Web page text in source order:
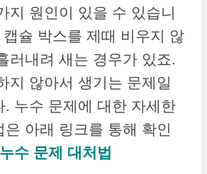
지 원인이 있을 수 있습니
슐 박스를 제때 비우지 않
러내려 새는 경우가 있죠.
지 않아서 생기는 문제일
. 누수 문제에 대한 자세한
은 아래 링크를 통해 확인
누수 문제 대처법